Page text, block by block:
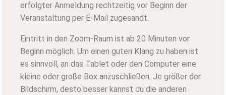
erfolgter Anmeldung rechtzeitig vor Beginn der
Veranstaltung per E-Mail zugesandt.
Eintritt in den Zoom-Raum ist ab 20 Minuten vor
Beginn möglich. Um einen guten Klang zu haben ist
es sinnvoll, an das Tablet oder den Computer eine
kleine oder große Box anzuschließen. Je größer der
Bildschirm, desto besser kannst du die anderen